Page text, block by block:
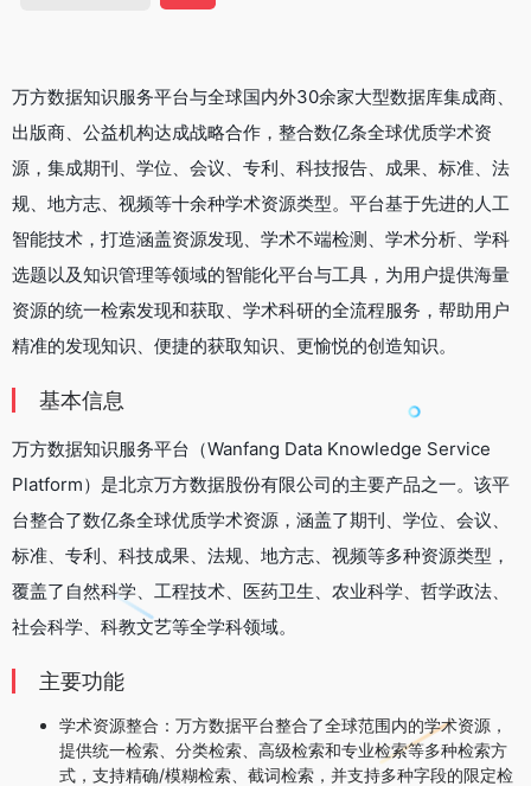
万方数据知识服务平台与全球国内外30余家大型数据库集成商、
出版商、公益机构达成战略合作，整合数亿条全球优质学术资
源，集成期刊、学位、会议、专利、科技报告、成果、标准、法
规、地方志、视频等十余种学术资源类型。平台基于先进的人工
智能技术，打造涵盖资源发现、学术不端检测、学术分析、学科
选题以及知识管理等领域的智能化平台与工具，为用户提供海量
资源的统一检索发现和获取、学术科研的全流程服务，帮助用户
精准的发现知识、便捷的获取知识、更愉悦的创造知识。
基本信息
万方数据知识服务平台（Wanfang Data Knowledge Service
Platform）是北京万方数据股份有限公司的主要产品之一。该平
台整合了数亿条全球优质学术资源，涵盖了期刊、学位、会议、
标准、专利、科技成果、法规、地方志、视频等多种资源类型，
覆盖了自然科学、工程技术、医药卫生、农业科学、哲学政法、
社会科学、科教文艺等全学科领域。
主要功能
‌学术资源整合‌：万方数据平台整合了全球范围内的学术资源，
提供统一检索、分类检索、高级检索和专业检索等多种检索方
式，支持精确/模糊检索、截词检索，并支持多种字段的限定检